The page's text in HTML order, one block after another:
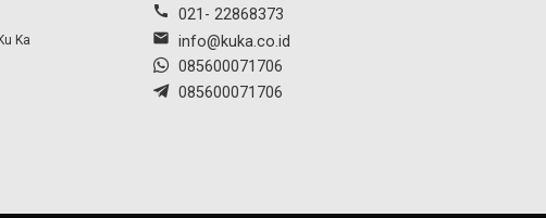
Ka
call 021- 22868373
mail info@kuka.co.id
085600071706
085600071706